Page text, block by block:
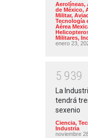
Aerolíneas,
de México,
Militar,
Tecnología
Aérea
Militares,
enero 23,
5 939
La
tendrá
sexenio
Ciencia,
Industria
noviembre